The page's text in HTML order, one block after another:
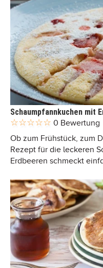
Schaumpfannkuchen mit
0 Bewertung
Ob zum Frühstück, zum
Rezept für die leckeren
Erdbeeren schmeckt